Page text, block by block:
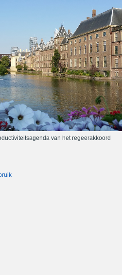
van het regeerakkoord